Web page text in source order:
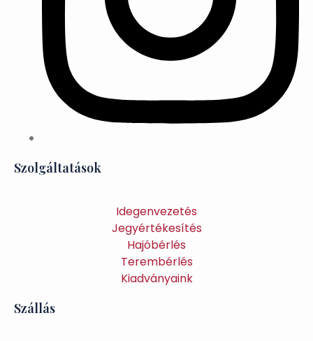
Szolgáltatások
Idegenvezetés
Jegyértékesítés
Hajóbérlés
Terembérlés
Kiadványaink
Szállás